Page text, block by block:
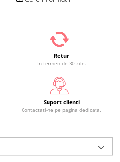
Retur
In termen de 30 zile.
Suport clienti
Contactati-ne pe pagina dedicata.